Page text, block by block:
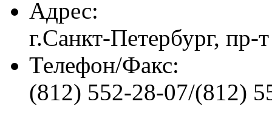
Адрес:
г.Санкт-Петербург, пр-
Телефон/Факс:
(812) 552-28-07/(812)